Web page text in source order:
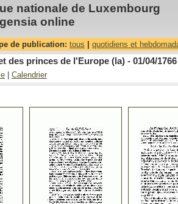
nationale de Luxembourg
online
de publication: tous quotidiens et
des princes de l'Europe (la) - 01/04/1766
Calendrier